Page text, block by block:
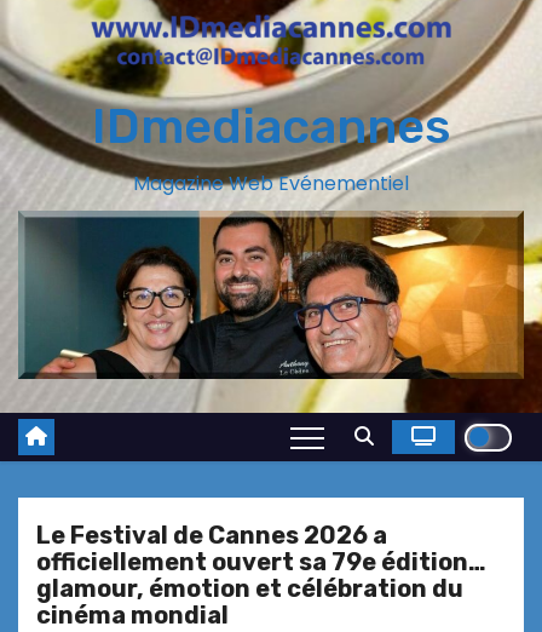
IDmediacannes
Magazine Web Evénementiel
Le Festival de Cannes 2026 a
officiellement ouvert sa 79e édition…
glamour, émotion et célébration du
cinéma mondial